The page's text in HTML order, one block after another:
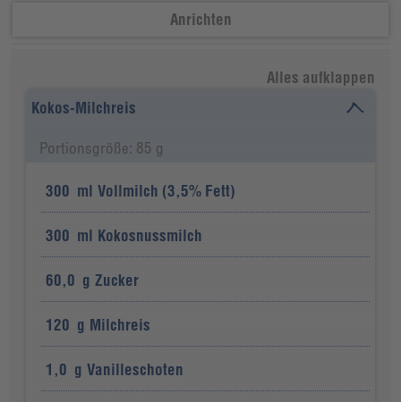
Anrichten
Alles aufklappen
Kokos-Milchreis
Portionsgröße: 85 g
300 ml Vollmilch (3,5% Fett)
300 ml Kokosnussmilch
60,0 g Zucker
120 g Milchreis
1,0 g Vanilleschoten